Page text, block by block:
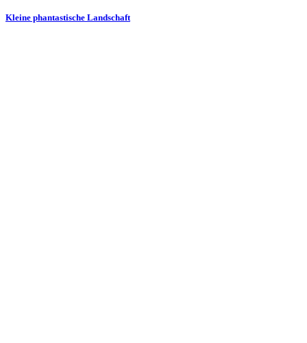
Kleine phantastische Landschaft